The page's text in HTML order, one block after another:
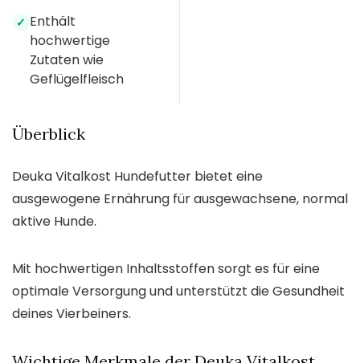
✓ Enthält
hochwertige
Zutaten wie
Geflügelfleisch
Überblick
Deuka Vitalkost Hundefutter bietet eine
ausgewogene Ernährung für ausgewachsene, normal
aktive Hunde.
Mit hochwertigen Inhaltsstoffen sorgt es für eine
optimale Versorgung und unterstützt die Gesundheit
deines Vierbeiners.